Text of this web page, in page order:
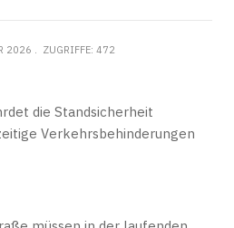
2026 ZUGRIFFE: 472
die Standsicherheit
Verkehrsbehinderungen